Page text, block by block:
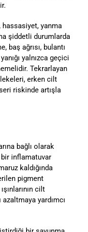
hassasiyet, yanma
şiddetli durumlarda
ağrısı, bulantı
yalnızca geçici
Tekrarlayan
erken cilt
riskinde artışla
bağlı olarak
inflamatuvar
kaldığında
pigment
cilt
yardımcı